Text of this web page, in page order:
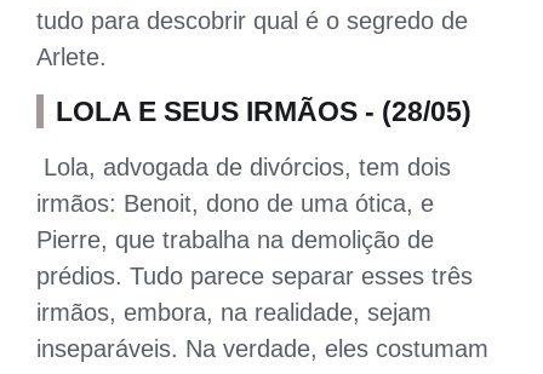
tudo para descobrir qual é o segredo de
Arlete.
LOLA E SEUS IRMÃOS - (28/05)
Lola, advogada de divórcios, tem dois
irmãos: Benoit, dono de uma ótica, e
Pierre, que trabalha na demolição de
prédios. Tudo parece separar esses três
irmãos, embora, na realidade, sejam
inseparáveis. Na verdade, eles costumam